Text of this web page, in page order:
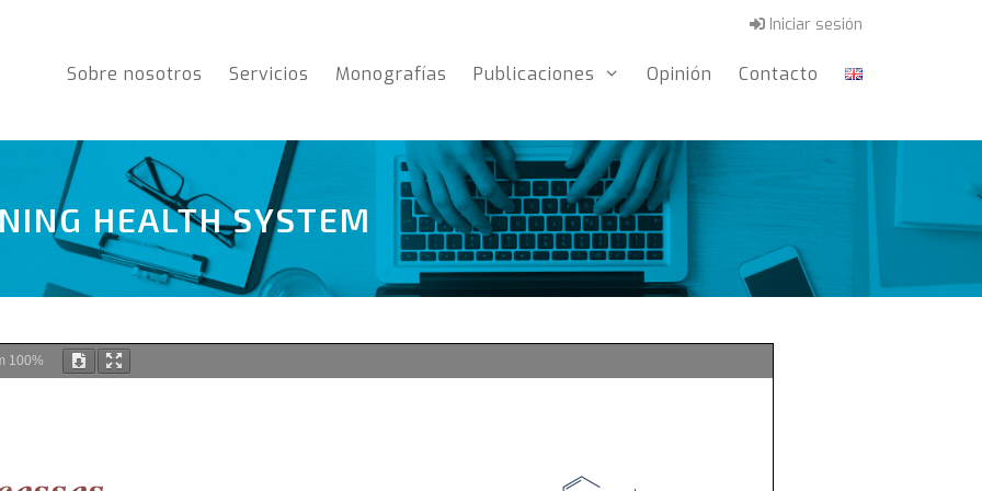
Iniciar sesión
Sobre nosotros Servicios Monografías Publicaciones Opinión Contacto
HEALTH SYSTEM
100%